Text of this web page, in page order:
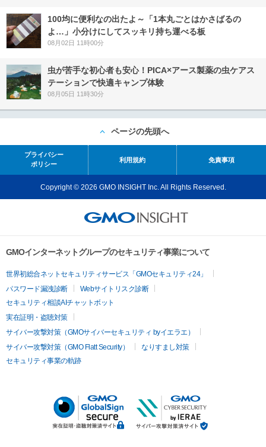
100均に便利なの出たよ～「1本丸ごとはかさばるの
よ…」小分けにしてスッキリ持ち運べる板
08月02日 11時00分
虫が苦手な初心者も安心！PICA×アース製薬の虫ケアス
テーションで快適キャンプ体験
08月05日 11時30分
ページの先頭へ
プライバシー
ポリシー
利用規約 免責事項
Copyright © 2026 GMO INSIGHT Inc. All Rights Reserved.
GMOインターネットグループのセキュリティ事業について
世界初総合ネットセキュリティサービス「GMOセキュリティ24」
パスワード漏洩診断
Webサイトリスク診断
セキュリティ相談AIチャットボット
実在証明・盗聴対策
サイバー攻撃対策（GMOサイバーセキュリティ byイエラエ）
サイバー攻撃対策（GMO Flatt Security）
なりすまし対策
セキュリティ事業の軌跡